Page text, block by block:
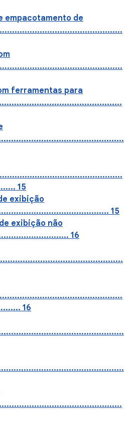
empacotamento de
ferramentas para
15
exibição
15
exibição não
16
16